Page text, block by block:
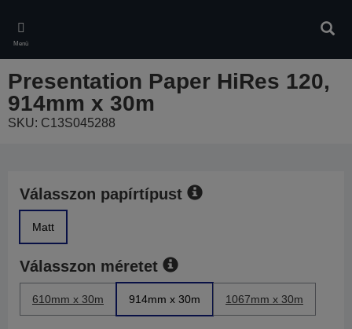
main
content
Menü
Presentation Paper HiRes 120,
914mm x 30m
SKU: C13S045288
Válasszon papírtípust
Matt
Válasszon méretet
610mm x 30m 914mm x 30m 1067mm x 30m